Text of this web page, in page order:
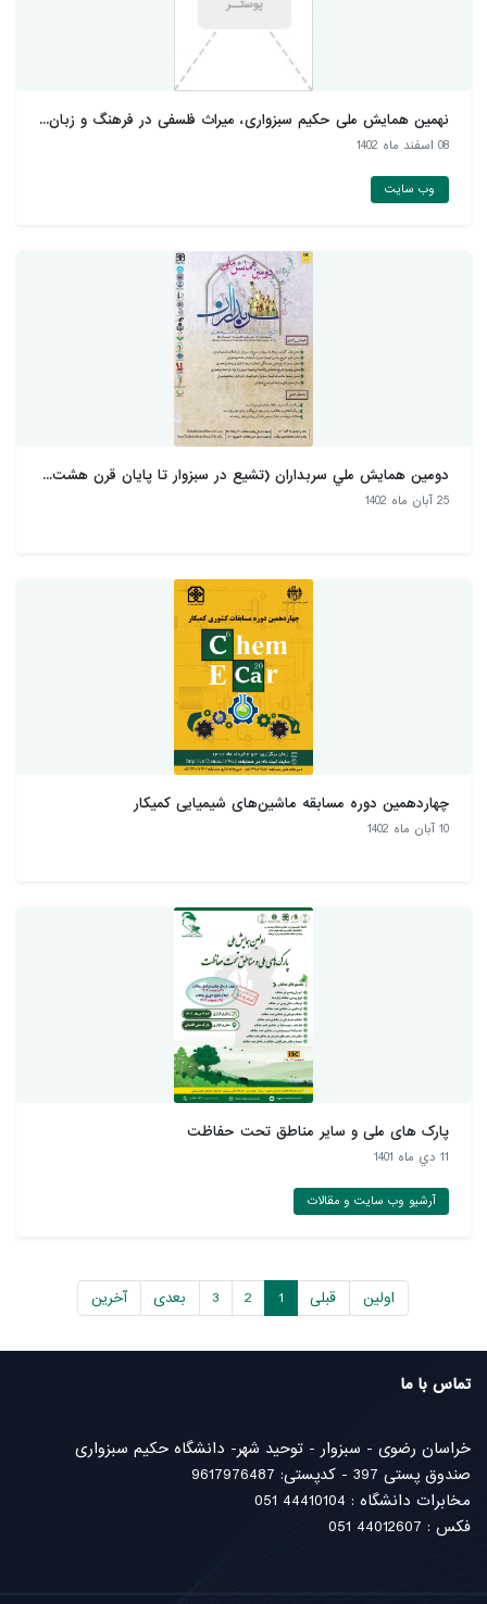
نهمین همایش ملی حکیم سبزواری، میراث فلسفی در فرهنگ و زبان...
08 اسفند ماه 1402
وب سایت
دومين همايش ملي سربداران (تشيع در سبزوار تا پايان قرن هشت...
25 آبان ماه 1402
چهاردهمین دوره مسابقه ماشین‌های شیمیایی کمیکار
10 آبان ماه 1402
پارک های ملی و سایر مناطق تحت حفاظت
11 دي ماه 1401
آرشیو وب سایت و مقالات
اولین قبلی 1
2
3 بعدی آخرین
تماس با ما
خراسان رضوی - سبزوار - توحید شهر- دانشگاه حکیم سبزواری
صندوق پستی 397 - کدپستی: 9617976487
مخابرات دانشگاه : 44410104 051
فکس : 44012607 051